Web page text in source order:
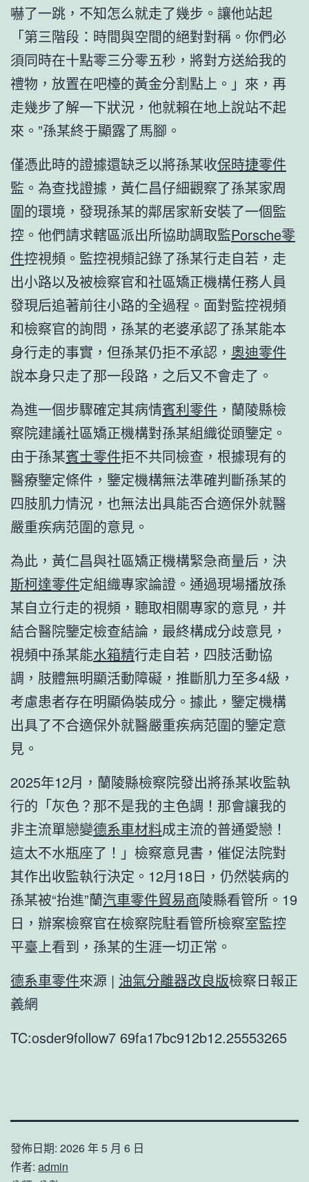
嚇了一跳，不知怎么就走了幾步。讓他站起
「第三階段：時間與空間的絕對對稱。你們必
須同時在十點零三分零五秒，將對方送給我的
禮物，放置在吧檯的黃金分割點上。」來，再
走幾步了解一下狀況，他就賴在地上說站不起
來。”孫某終于顯露了馬腳。
僅憑此時的證據還缺乏以將孫某收保時捷零件
監。為查找證據，黃仁昌仔細觀察了孫某家周
圍的環境，發現孫某的鄰居家新安裝了一個監
控。他們請求轄區派出所協助調取監Porsche零
件控視頻。監控視頻記錄了孫某行走自若，走
出小路以及被檢察官和社區矯正機構任務人員
發現后追著前往小路的全過程。面對監控視頻
和檢察官的詢問，孫某的老婆承認了孫某能本
身行走的事實，但孫某仍拒不承認， 奧迪零件
說本身只走了那一段路，之后又不會走了。
為進一個步驟確定其病情賓利零件 ，蘭陵縣檢
察院建議社區矯正機構對孫某組織從頭鑒定。
由于孫某賓士零件拒不共同檢查，根據現有的
醫療鑒定條件，鑒定機構無法準確判斷孫某的
四肢肌力情況，也無法出具能否合適保外就醫
嚴重疾病范圍的意見。
為此，黃仁昌與社區矯正機構緊急商量后，決
斯柯達零件定組織專家論證。通過現場播放孫
某自立行走的視頻，聽取相關專家的意見，并
結合醫院鑒定檢查結論，最終構成分歧意見，
視頻中孫某能水箱精行走自若，四肢活動協
調，肢體無明顯活動障礙，推斷肌力至多4級，
考慮患者存在明顯偽裝成分。據此，鑒定機構
出具了不合適保外就醫嚴重疾病范圍的鑒定意
見。
2025年12月，蘭陵縣檢察院發出將孫某收監執
行的「灰色？那不是我的主色調！那會讓我的
非主流單戀變德系車材料成主流的普通愛戀！
這太不水瓶座了！」檢察意見書，催促法院對
其作出收監執行決定。12月18日，仍然裝病的
孫某被“抬進”蘭汽車零件貿易商陵縣看管所。19
日，辦案檢察官在檢察院駐看管所檢察室監控
平臺上看到，孫某的生涯一切正常。
德系車零件來源 | 油氣分離器改良版檢察日報正
義網
TC:osder9follow7 69fa17bc912b12.25553265
發佈日期: 2026 年 5 月 6 日
作者: admin